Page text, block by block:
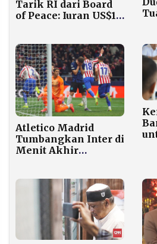
Tarik RI dari Board
of Peace: Iuran US$1
Atletico Madrid
Tumbangkan Inter di
Menit Akhir
Colchoneros